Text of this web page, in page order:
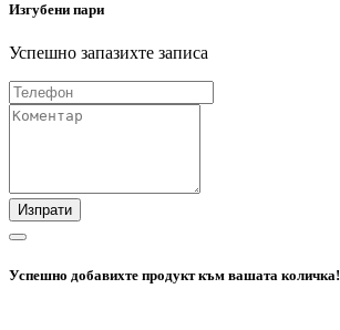
Изгубени пари
Успешно запазихте записа
Изпрати
Успешно добавихте продукт към вашата количка!